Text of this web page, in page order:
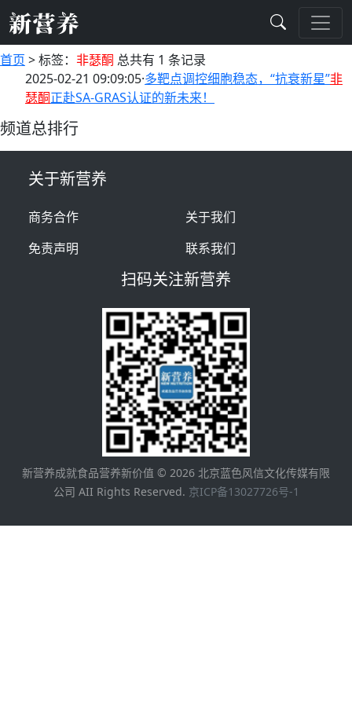
首页 >标签： 非瑟酮 总共有 1 条记录
2025-02-21 09:09:05·多靶点调控细胞稳态，“抗衰新星”非
瑟酮正赴SA-GRAS认证的新未来！
频道总排行
关于新营养
商务合作
关于我们
免责声明
联系我们
扫码关注新营养
新营养成就食品营养新价值 © 2026 北京蓝色风信文化传媒有限
公司 AII Rights Reserved. 京ICP备13027726号-1